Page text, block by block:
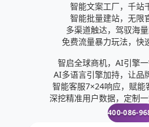
智能文案工厂，千站
智能批量建站，无限
多渠道触达，驾驭海
免费流量暴力玩法，快
智启全球商机，AI引擎
AI多语言引擎加持，让品
智能客服7×24响应，赋能
深挖精准用户数据，定制
400-086-